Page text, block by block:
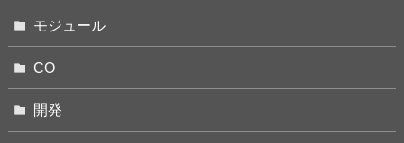
モジュール
CO
開発